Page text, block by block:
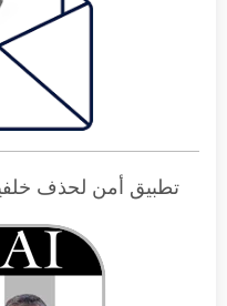
تطبيق أمن لحذف